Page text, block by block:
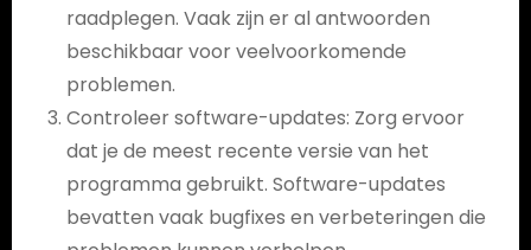
raadplegen. Vaak zijn er al antwoorden
beschikbaar voor veelvoorkomende
problemen.
Controleer software-updates: Zorg ervoor
dat je de meest recente versie van het
programma gebruikt. Software-updates
bevatten vaak bugfixes en verbeteringen die